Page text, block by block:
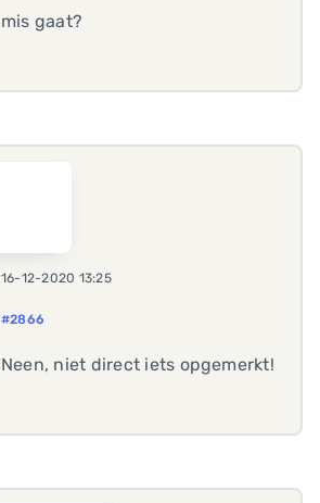
mis gaat?
16-12-2020 13:25
#2866
Neen, niet direct iets opgemerkt!